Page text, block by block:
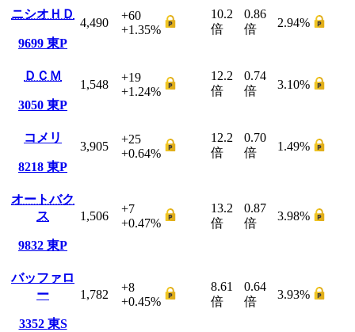
ニシオＨＤ
9699 東P
4,490
+60
+1.35%
10.2
倍
0.86
倍
2.94%
ＤＣＭ
3050 東P
1,548
+19
+1.24%
12.2
倍
0.74
倍
3.10%
コメリ
8218 東P
3,905
+25
+0.64%
12.2
倍
0.70
倍
1.49%
オートバク
ス
9832 東P
1,506
+7
+0.47%
13.2
倍
0.87
倍
3.98%
バッファロ
ー
3352 東S
1,782
+8
+0.45%
8.61
倍
0.64
倍
3.93%